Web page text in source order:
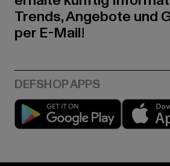
Trends, Angebote und
per E-Mail!
Play